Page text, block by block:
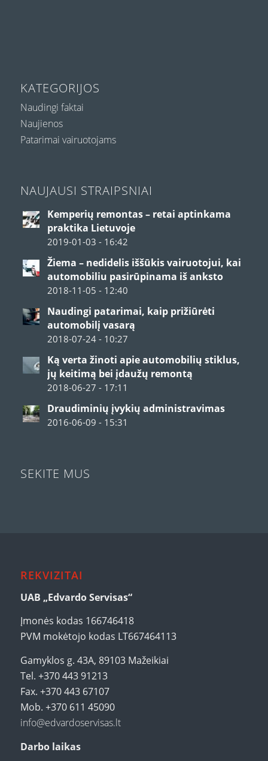
KATEGORIJOS
Naudingi faktai
Naujienos
Patarimai vairuotojams
NAUJAUSI STRAIPSNIAI
Kemperių remontas – retai aptinkama
praktika Lietuvoje
2019-01-03 - 16:42
Žiema – nedidelis iššūkis vairuotojui, kai
automobiliu pasirūpinama iš anksto
2018-11-05 - 12:40
Naudingi patarimai, kaip prižiūrėti
automobilį vasarą
2018-07-24 - 10:27
Ką verta žinoti apie automobilių stiklus,
jų keitimą bei įdaužų remontą
2018-06-27 - 17:11
Draudiminių įvykių administravimas
2016-06-09 - 15:31
SEKITE MUS
REKVIZITAI
UAB „Edvardo Servisas“
Įmonės kodas 166746418
PVM mokėtojo kodas LT667464113
Gamyklos g. 43A, 89103 Mažeikiai
Tel. +370 443 91213
Fax. +370 443 67107
Mob. +370 611 45090
info@edvardoservisas.lt
Darbo laikas